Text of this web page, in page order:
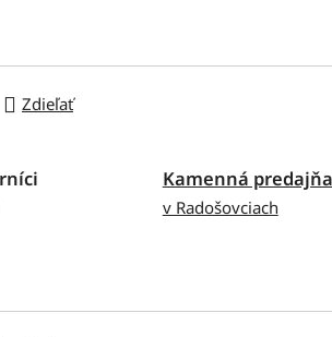
Zdieľať
Kamenná predajňa
v Radošovciach